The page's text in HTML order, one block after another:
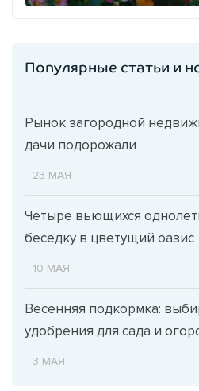
Популярные статьи и
Рынок загородной
дачи подорожали
23 МАЯ
Четыре вьющихся
беседку в цветущий оазис
10 МАЯ
Весенняя подкормка:
удобрения для сада и
3 МАЯ